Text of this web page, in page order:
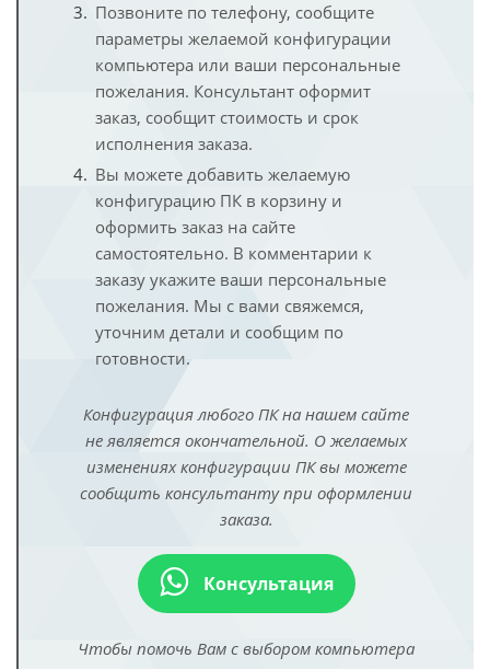
Позвоните по телефону, сообщите
параметры желаемой конфигурации
компьютера или ваши персональные
пожелания. Консультант оформит
заказ, сообщит стоимость и срок
исполнения заказа.
Вы можете добавить желаемую
конфигурацию ПК в корзину и
оформить заказ на сайте
самостоятельно. В комментарии к
заказу укажите ваши персональные
пожелания. Мы с вами свяжемся,
уточним детали и сообщим по
готовности.
Конфигурация любого ПК на нашем сайте
не является окончательной. О желаемых
изменениях конфигурации ПК вы можете
сообщить консультанту при оформлении
заказа.
Консультация
Чтобы помочь Вам с выбором компьютера